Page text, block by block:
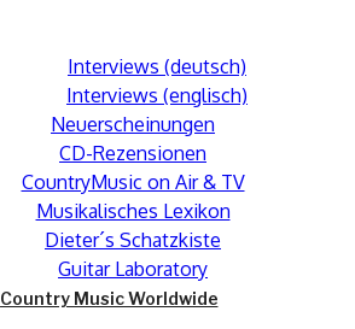
Interviews (deutsch)
Interviews (englisch)
Neuerscheinungen
CD-Rezensionen
CountryMusic on Air & TV
Musikalisches Lexikon
Dieter´s Schatzkiste
Guitar Laboratory
Country Music Worldwide